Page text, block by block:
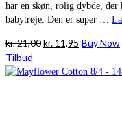
har en skøn, rolig dybde,
babytrøje. Den er super …
kr.21,00Den
pris
kr. 11,95 Den
pris
Buy Now
Tilbud